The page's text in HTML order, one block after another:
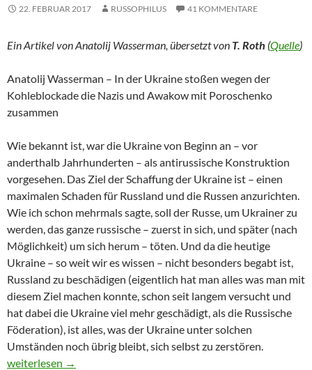
22. FEBRUAR 2017 RUSSOPHILUS 41 KOMMENTARE
Ein Artikel von Anatolij Wasserman, übersetzt von T. Roth (Quelle)
Anatolij Wasserman – In der Ukraine stoßen wegen der
Kohleblockade die Nazis und Awakow mit Poroschenko
zusammen
Wie bekannt ist, war die Ukraine von Beginn an – vor
anderthalb Jahrhunderten – als antirussische Konstruktion
vorgesehen. Das Ziel der Schaffung der Ukraine ist – einen
maximalen Schaden für Russland und die Russen anzurichten.
Wie ich schon mehrmals sagte, soll der Russe, um Ukrainer zu
werden, das ganze russische – zuerst in sich, und später (nach
Möglichkeit) um sich herum – töten. Und da die heutige
Ukraine – so weit wir es wissen – nicht besonders begabt ist,
Russland zu beschädigen (eigentlich hat man alles was man mit
diesem Ziel machen konnte, schon seit langem versucht und
hat dabei die Ukraine viel mehr geschädigt, als die Russische
Föderation), ist alles, was der Ukraine unter solchen
Umständen noch übrig bleibt, sich selbst zu zerstören.
A. Wasserman – nazis, awakow, porkoschenko und Kohle
weiterlesen →